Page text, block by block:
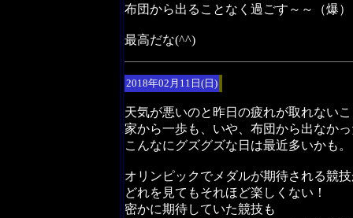
布団から出ることなく過ごす～～（爆）
最高だな(^^)
2018年02月11日(日)
天気が悪いのと昨日の疲れが取れない
家から一歩も、いや、布団から出なか
こんなにグズグズな日は最近多いかも。
オリンピックでメダルが期待される競
どれを見てもそれほど楽しくない！
密かに期待していた競技も